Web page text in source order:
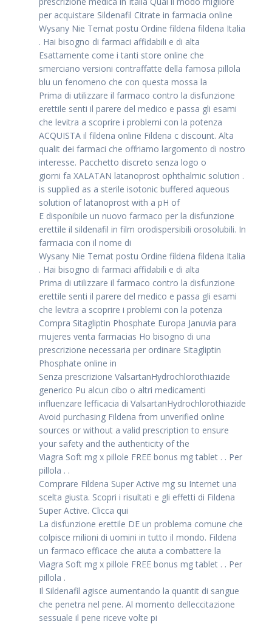
per acquistare Sildenafil Citrate in farmacia online
Wysany Nie Temat postu Ordine fildena fildena Italia
. Hai bisogno di farmaci affidabili e di alta
Esattamente come i tanti store online che
smerciano versioni contraffatte della famosa pillola
blu un fenomeno che con questa mossa la
Prima di utilizzare il farmaco contro la disfunzione
erettile senti il parere del medico e passa gli esami
che levitra a scoprire i problemi con la potenza
ACQUISTA il fildena online Fildena c discount. Alta
qualit dei farmaci che offriamo largomento di nostro
interesse. Pacchetto discreto senza logo o
giorni fa XALATAN latanoprost ophthalmic solution .
is supplied as a sterile isotonic buffered aqueous
solution of latanoprost with a pH of
E disponibile un nuovo farmaco per la disfunzione
erettile il sildenafil in film orodispersibili orosolubili. In
farmacia con il nome di
Wysany Nie Temat postu Ordine fildena fildena Italia
. Hai bisogno di farmaci affidabili e di alta
Prima di utilizzare il farmaco contro la disfunzione
erettile senti il parere del medico e passa gli esami
che levitra a scoprire i problemi con la potenza
Compra Sitagliptin Phosphate Europa Januvia para
mujeres venta farmacias Ho bisogno di una
prescrizione necessaria per ordinare Sitagliptin
Phosphate online in
Senza prescrizione ValsartanHydrochlorothiazide
generico Pu alcun cibo o altri medicamenti
influenzare lefficacia di ValsartanHydrochlorothiazide
Avoid purchasing Fildena from unverified online
sources or without a valid prescription to ensure
your safety and the authenticity of the
Viagra Soft mg x pillole FREE bonus mg tablet . . Per
pillola . .
Comprare Fildena Super Active mg su Internet una
scelta giusta. Scopri i risultati e gli effetti di Fildena
Super Active. Clicca qui
La disfunzione erettile DE un problema comune che
colpisce milioni di uomini in tutto il mondo. Fildena
un farmaco efficace che aiuta a combattere la
Viagra Soft mg x pillole FREE bonus mg tablet . . Per
pillola .
Il Sildenafil agisce aumentando la quantit di sangue
che penetra nel pene. Al momento delleccitazione
sessuale il pene riceve volte pi